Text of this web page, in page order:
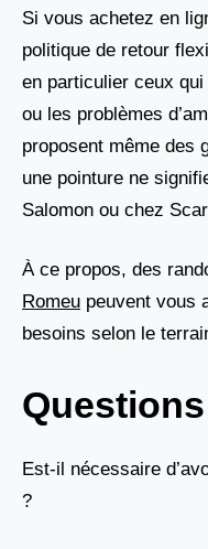
Si vous achetez en
politique de retour
en particulier ceux
ou les problèmes
proposent même des
une pointure ne
Salomon ou chez
À ce propos, des
Romeu peuvent vous
besoins selon le
Est-il nécessaire
?